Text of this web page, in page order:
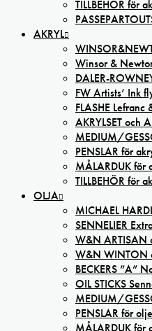
TILLBEHÖR för
AKRYL
Winsor &
DALER-
FW Artists’ Ink
FLASHE Lefranc
AKRYLSET och
MEDIUM/
PENSLAR för
MÅLARDUK för
TILLBEHÖR för
OLJA
MICHAEL
SENNELIER
W&N ARTISAN
W&N WINTON
BECKERS ”A”
OIL STICKS
MEDIUM/
PENSLAR för
MÅLARDUK för